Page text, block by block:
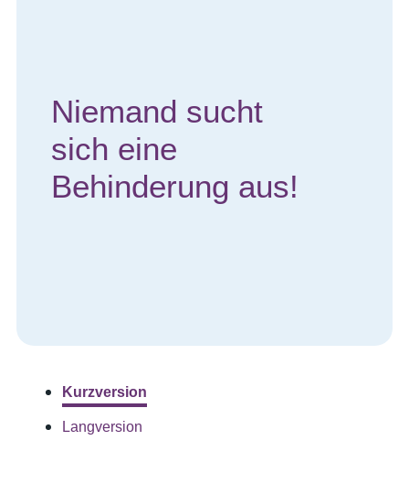
Niemand sucht
sich eine
Behinderung aus!
Kurzversion
Langversion